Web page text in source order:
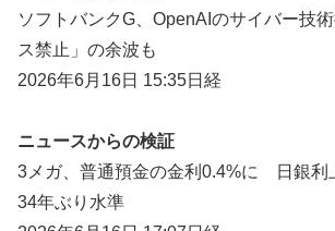
ソフトバンクG、OpenAIのサイバー技
ス禁止」の余波も
2026年6月16日 15:35日経
ニュースからの検証
3メガ、普通預金の金利0.4%に 日銀利
34年ぶり水準